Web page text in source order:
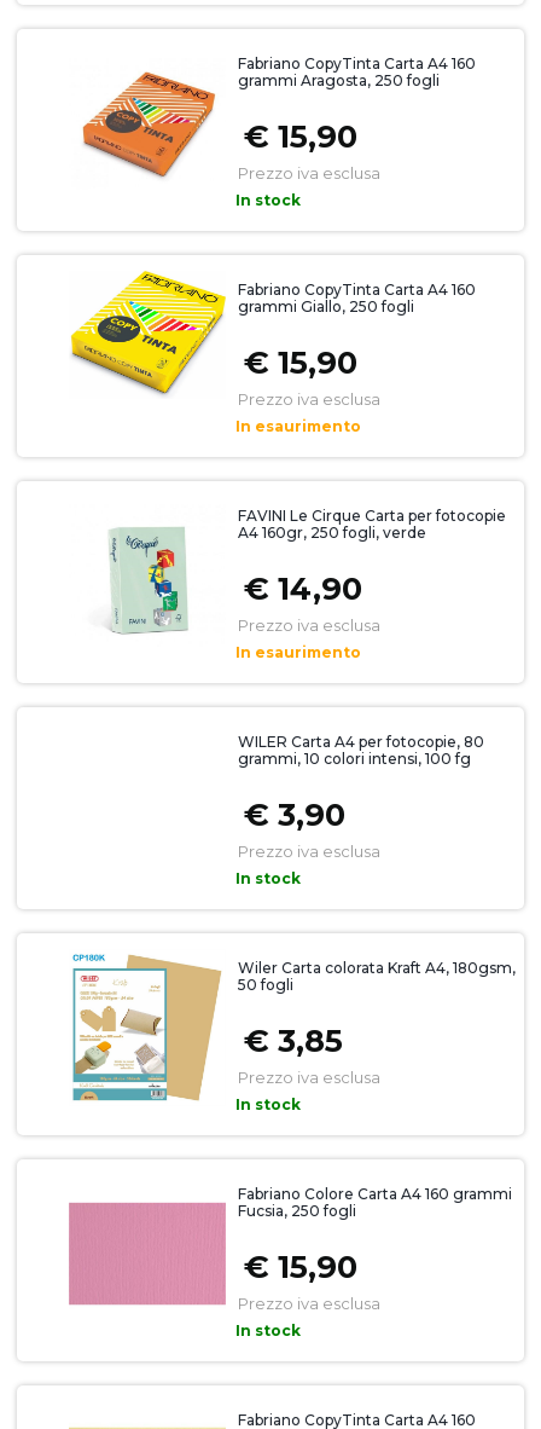
Fabriano CopyTinta Carta A4 160
grammi Aragosta, 250 fogli
€ 15,90
Prezzo iva esclusa
In stock
Fabriano CopyTinta Carta A4 160
grammi Giallo, 250 fogli
€ 15,90
Prezzo iva esclusa
In esaurimento
FAVINI Le Cirque Carta per fotocopie
A4 160gr, 250 fogli, verde
€ 14,90
Prezzo iva esclusa
In esaurimento
WILER Carta A4 per fotocopie, 80
grammi, 10 colori intensi, 100 fg
€ 3,90
Prezzo iva esclusa
In stock
Wiler Carta colorata Kraft A4, 180gsm,
50 fogli
€ 3,85
Prezzo iva esclusa
In stock
Fabriano Colore Carta A4 160 grammi
Fucsia, 250 fogli
€ 15,90
Prezzo iva esclusa
In stock
Fabriano CopyTinta Carta A4 160